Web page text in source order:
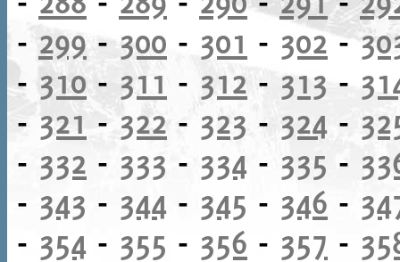
-299- 300 - 301 - 302-
-310- 311 - 312 - 313 -
- 321 - 322 - 323 - 324 -
- 332 - 333 - 334 - 335 -
- 343 - 344 - 345 - 346 -
- 354 - 355 - 356 - 357 -